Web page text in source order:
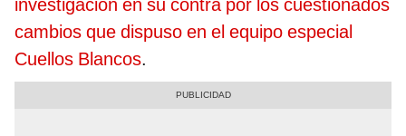
investigación en su contra por los cuestionados
cambios que dispuso en el equipo especial
Cuellos Blancos.